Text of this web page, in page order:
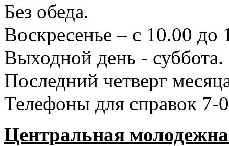
Без обеда.
Воскресенье – с 10.00 до
Выходной день - суббота.
Последний четверг
Телефоны для справок 7-
Центральная